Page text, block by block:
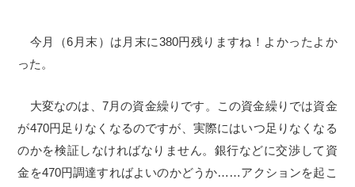
今月（6月末）は月末に380円残りますね！よかったよか
った。
大変なのは、7月の資金繰りです。この資金繰りでは資金
が470円足りなくなるのですが、実際にはいつ足りなくなる
のかを検証しなければなりません。銀行などに交渉して資
金を470円調達すればよいのかどうか……アクションを起こ